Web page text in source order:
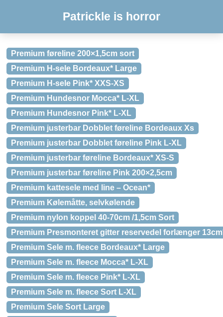
Patrickle is horror
Premium føreline 200×1,5cm sort
Premium H-sele Bordeaux* Large
Premium H-sele Pink* XXS-XS
Premium Hundesnor Mocca* L-XL
Premium Hundesnor Pink* L-XL
Premium justerbar Dobblet føreline Bordeaux Xs
Premium justerbar Dobblet føreline Pink L-XL
Premium justerbar føreline Bordeaux* XS-S
Premium justerbar føreline Pink 200×2,5cm
Premium kattesele med line – Ocean*
Premium Kølemåtte, selvkølende
Premium nylon koppel 40-70cm /1,5cm Sort
Premium Presmonteret gitter reservedel forlænger
Premium Sele m. fleece Bordeaux* Large
Premium Sele m. fleece Mocca* L-XL
Premium Sele m. fleece Pink* L-XL
Premium Sele m. fleece Sort L-XL
Premium Sele Sort Large